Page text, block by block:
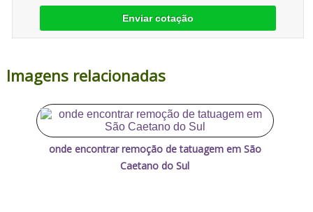
Enviar cotação
Imagens relacionadas
onde encontrar remoção de tatuagem em São
Caetano do Sul